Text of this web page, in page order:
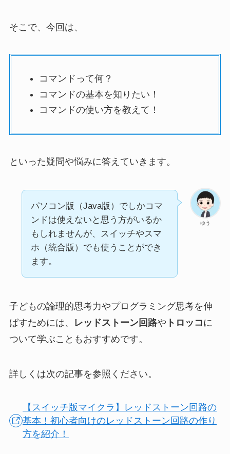
そこで、今回は、
コマンドって何？
コマンドの基本を知りたい！
コマンドの使い方を教えて！
といった疑問や悩みに答えていきます。
ゆう
パソコン版（Java版）でしかコマ
ンドは使えないと思う方がいるか
もしれませんが、スイッチやスマ
ホ（統合版）でも使うことができ
ます。
子どもの論理的思考力やプログラミング思考を伸
ばすためには、
レッドストーン回路や トロッコに
ついて学ぶこともおすすめです。
詳しくは次の記事を参照ください。
【スイッチ版マイクラ】レッドストーン回路の
基本！初心者向けのレッドストーン回路の作り
方を紹介！